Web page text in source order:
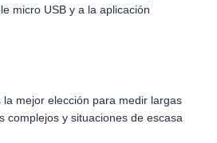
micro USB y a la aplicación
la mejor elección para medir largas
complejos y situaciones de escasa